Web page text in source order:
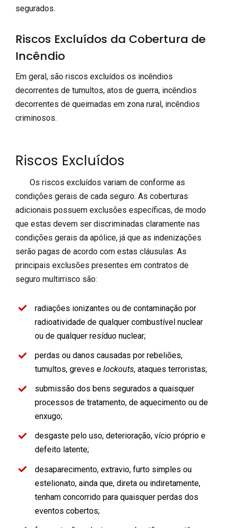
segurados.
Riscos Excluídos da Cobertura de
Incêndio
Em geral, são riscos excluídos os incêndios
decorrentes de tumultos, atos de guerra, incêndios
decorrentes de queimadas em zona rural, incêndios
criminosos.
Riscos Excluídos
Os riscos excluídos variam de conforme as
condições gerais de cada seguro. As coberturas
adicionais possuem exclusões específicas, de modo
que estas devem ser discriminadas claramente nas
condições gerais da apólice, já que as indenizações
serão pagas de acordo com estas cláusulas. As
principais exclusões presentes em contratos de
seguro multirrisco são:
radiações ionizantes ou de contaminação por
radioatividade de qualquer combustível nuclear
ou de qualquer resíduo nuclear;
perdas ou danos causadas por rebeliões,
tumultos, greves elockouts, ataques terroristas;
submissão dos bens segurados a quaisquer
processos de tratamento, de aquecimento ou de
enxugo;
desgaste pelo uso, deterioração, vício próprio e
defeito latente;
desaparecimento, extravio, furto simples ou
estelionato, ainda que, direta ou indiretamente,
tenham concorrido para quaisquer perdas dos
eventos cobertos;